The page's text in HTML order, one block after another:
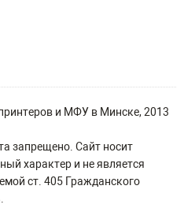
и МФУ в Минске, 2013
запрещено. Сайт носит
характер и не является
ст. 405 Гражданского